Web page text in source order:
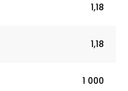
1,18
1,18
1 000